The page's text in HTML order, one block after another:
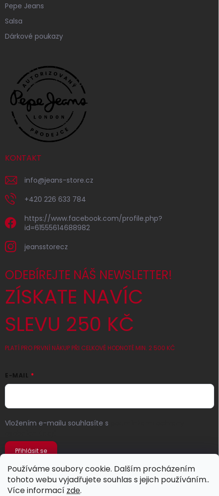
Používáme soubory cookie. Dalším procházením
tohoto webu vyjadřujete souhlas s jejich používáním..
Více informací zde.
Pepe Jeans
Salsa
Dárkové poukazy
KONTAKT
info@jeans-store.cz
+420 226 633 784
https://www.facebook.com/profile.php?
id=61555614688982
jeansstorecz
ODEBÍREJTE NÁŠ NEWSLETTER!
ZÍSKATE NAVÍC
SLEVU 250 KČ
PLATÍ PRO PRVNÍ NÁKUP PŘI CELKOVÉ HODNOTĚ MIN. 2 500 KČ
E-MAIL
Vložením e-mailu souhlasíte s
Přihlásit se